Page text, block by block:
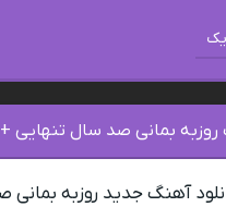
روزبه بمانی صد سال
آهنگ جدید روزبه